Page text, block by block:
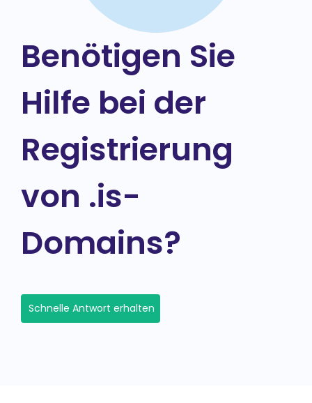
Benötigen Sie
Hilfe bei der
Registrierung
von .is-
Domains?
Schnelle Antwort erhalten